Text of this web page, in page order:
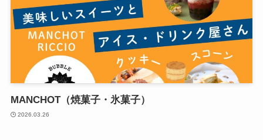
MANCHOT（焼菓子・氷菓子）
2026.03.26